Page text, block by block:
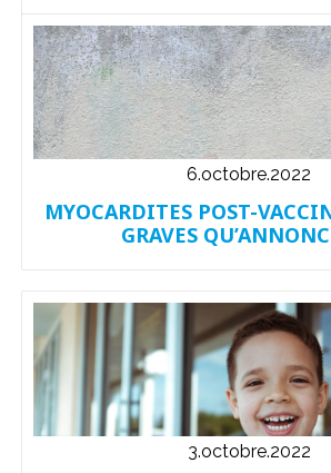
6.octobre.2022
MYOCARDITES POST-
GRAVES
3.octobre.2022